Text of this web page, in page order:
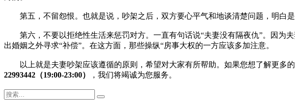
第五，不留怨恨。也就是说，吵架之后，双方要心平气和地谈清楚问题，明白是
第六，不要以拒绝性生活来惩罚对方。一直有句话说“夫妻没有隔夜仇”。因为
出婚姻之外寻求“补偿”。在这方面，那些操纵“房事大权的一方应该多加注意。
以上就是夫妻吵架应该遵循的原则，希望对大家有所帮助。如果您想了解更多
22993442（19:00-23:00）
，我们将竭诚为您服务。